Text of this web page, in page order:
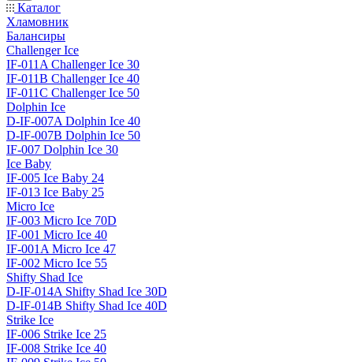
Каталог
Хламовник
Балансиры
Challenger Ice
IF-011A Challenger Ice 30
IF-011B Challenger Ice 40
IF-011C Challenger Ice 50
Dolphin Ice
D-IF-007A Dolphin Ice 40
D-IF-007B Dolphin Ice 50
IF-007 Dolphin Ice 30
Ice Baby
IF-005 Ice Baby 24
IF-013 Ice Baby 25
Micro Ice
IF-003 Micro Ice 70D
IF-001 Micro Ice 40
IF-001A Micro Ice 47
IF-002 Micro Ice 55
Shifty Shad Ice
D-IF-014A Shifty Shad Ice 30D
D-IF-014B Shifty Shad Ice 40D
Strike Ice
IF-006 Strike Ice 25
IF-008 Strike Ice 40